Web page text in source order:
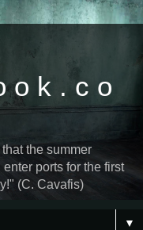
o k . c o
the summer
ports for the first
(C. Cavafis)
▼